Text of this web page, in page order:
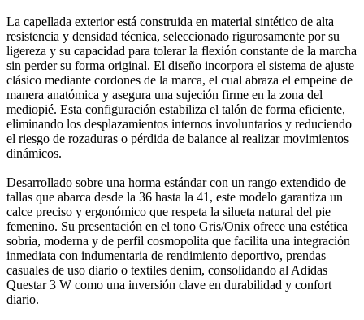
La capellada exterior está construida en material sintético de alta
resistencia y densidad técnica, seleccionado rigurosamente por su
ligereza y su capacidad para tolerar la flexión constante de la marcha
sin perder su forma original. El diseño incorpora el sistema de ajuste
clásico mediante cordones de la marca, el cual abraza el empeine de
manera anatómica y asegura una sujeción firme en la zona del
mediopié. Esta configuración estabiliza el talón de forma eficiente,
eliminando los desplazamientos internos involuntarios y reduciendo
el riesgo de rozaduras o pérdida de balance al realizar movimientos
dinámicos.
Desarrollado sobre una horma estándar con un rango extendido de
tallas que abarca desde la 36 hasta la 41, este modelo garantiza un
calce preciso y ergonómico que respeta la silueta natural del pie
femenino. Su presentación en el tono Gris/Onix ofrece una estética
sobria, moderna y de perfil cosmopolita que facilita una integración
inmediata con indumentaria de rendimiento deportivo, prendas
casuales de uso diario o textiles denim, consolidando al Adidas
Questar 3 W como una inversión clave en durabilidad y confort
diario.